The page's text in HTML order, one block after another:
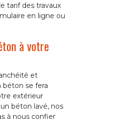
tarif des travaux
en ligne ou
à votre
et
béton se fera
extérieur
béton lavé, nos
à nous confier